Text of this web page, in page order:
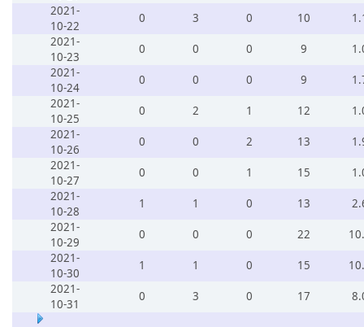
2021-
10-22
0 3 0 10
2021-
10-23
0 0 0 9
2021-
10-24
0 0 0 9
2021-
10-25
0 2 1 12
2021-
10-26
0 0 2 13
2021-
10-27
0 0 1 15
2021-
10-28
1 1 0 13
2021-
10-29
0 0 0 22
2021-
10-30
1 1 0 15
2021-
10-31
0 3 0 17